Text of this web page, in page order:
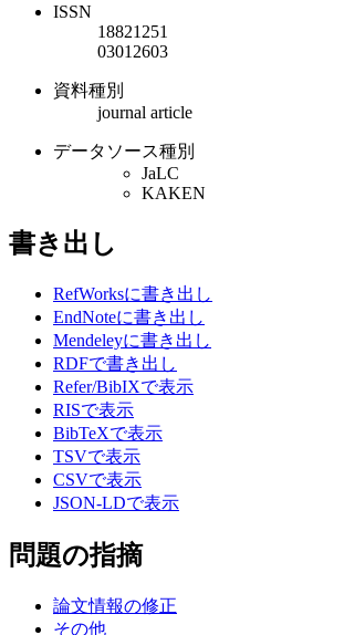
ISSN
18821251
03012603
資料種別
journal article
データソース種別
JaLC
KAKEN
書き出し
RefWorksに書き出し
EndNoteに書き出し
Mendeleyに書き出し
RDFで書き出し
Refer/BibIXで表示
RISで表示
BibTeXで表示
TSVで表示
CSVで表示
JSON-LDで表示
問題の指摘
論文情報の修正
その他